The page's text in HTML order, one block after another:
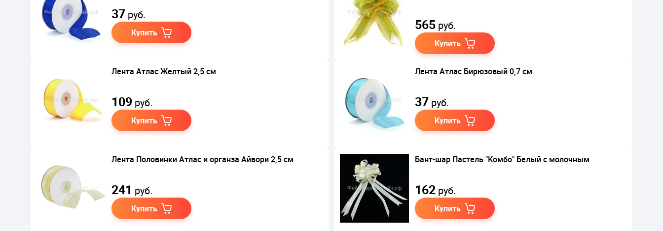
37 руб.
Купить 565 руб.
Купить
Лента Атлас Желтый 2,5 см
109 руб.
Купить
Лента Атлас Бирюзовый 0,7 см
37 руб.
Купить
Лента Половинки Атлас и органза Айвори 2,5 см
241 руб.
Купить
Бант-шар Пастель "Комбо" Белый с молочным
162 руб.
Купить